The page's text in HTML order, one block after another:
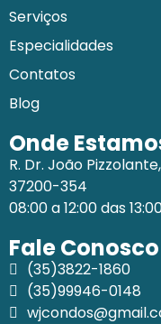
Serviços
Especialidades
Contatos
Blog
Onde
R. Dr. João
37200-354
08:00 a 12:00 das
Fale Conosco
(35)3822-1860
(35)99946-0148